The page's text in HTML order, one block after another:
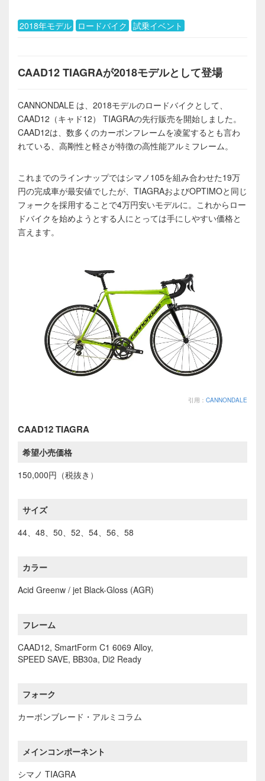
2018年モデル ロードバイク 試乗イベント
CAAD12 TIAGRAが2018モデルとして登場
CANNONDALE は、2018モデルのロードバイクとして、
CAAD12（キャド12） TIAGRAの先行販売を開始しました。
CAAD12は、数多くのカーボンフレームを凌駕するとも言わ
れている、高剛性と軽さが特徴の高性能アルミフレーム。
これまでのラインナップではシマノ105を組み合わせた19万
円の完成車が最安値でしたが、TIAGRAおよびOPTIMOと同じ
フォークを採用することで4万円安いモデルに。これからロー
ドバイクを始めようとする人にとっては手にしやすい価格と
言えます。
引用： CANNONDALE
CAAD12 TIAGRA
希望小売価格
150,000円（税抜き）
サイズ
44、48、50、52、54、56、58
カラー
Acid Greenw / jet Black-Gloss (AGR)
フレーム
CAAD12, SmartForm C1 6069 Alloy,
SPEED SAVE, BB30a, Di2 Ready
フォーク
カーボンブレード・アルミコラム
メインコンポーネント
シマノ TIAGRA